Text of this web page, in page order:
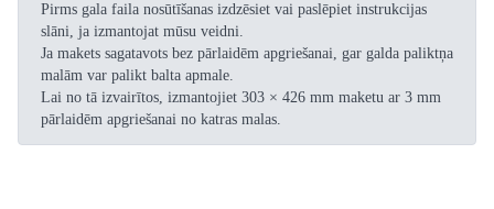
Pirms gala faila nosūtīšanas izdzēsiet vai paslēpiet instrukcijas
slāni, ja izmantojat mūsu veidni.
Ja makets sagatavots bez pārlaidēm apgriešanai, gar galda paliktņa
malām var palikt balta apmale.
Lai no tā izvairītos, izmantojiet 303 × 426 mm maketu ar 3 mm
pārlaidēm apgriešanai no katras malas.